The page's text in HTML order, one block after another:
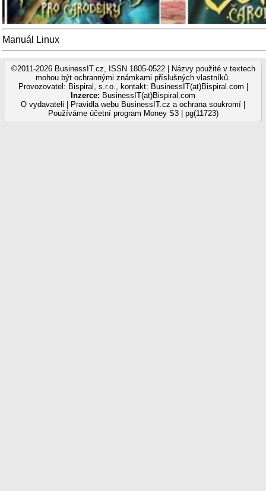
Manuál Linux
©2011-2026 BusinessIT.cz, ISSN 1805-0522 | Názvy použité v textech
mohou být ochrannými známkami příslušných vlastníků.
Provozovatel: Bispiral, s.r.o., kontakt: BusinessIT(at)Bispiral.com |
Inzerce: BusinessIT(at)Bispiral.com
O vydavateli
Pravidla webu BusinessIT.cz a ochrana soukromí
Používáme účetní program Money S3| pg(11723)